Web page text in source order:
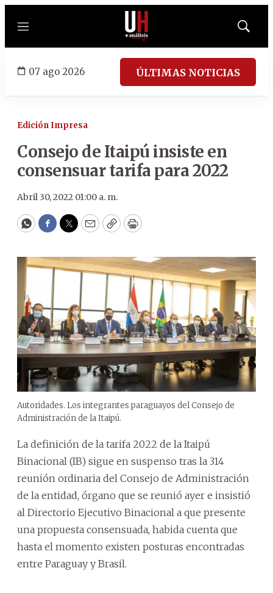
Menú
Mostrar
07 ago 2026 ÚLTIMAS NOTICIAS
Edición Impresa
Consejo de Itaipú insiste en
consensuar tarifa para 2022
Abril 30, 2022 01:00 a. m.
WhatsApp
Facebook
Twitter
EmailCopyPrint
Autoridades. Los integrantes paraguayos del Consejo de
Administración de la Itaipú.
La definición de la tarifa 2022 de la Itaipú
Binacional (IB) sigue en suspenso tras la 314
reunión ordinaria del Consejo de Administración
de la entidad, órgano que se reunió ayer e insistió
al Directorio Ejecutivo Binacional a que presente
una propuesta consensuada, habida cuenta que
hasta el momento existen posturas encontradas
entre Paraguay y Brasil.